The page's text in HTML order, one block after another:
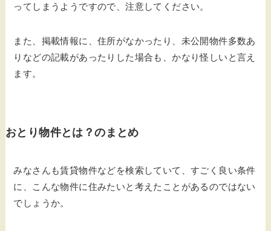
ってしまうようですので、注意してください。
また、掲載情報に、住所がなかったり、未公開物件多数あ
りなどの記載があったりした場合も、かなり怪しいと言え
ます。
おとり物件とは？のまとめ
みなさんも賃貸物件などを検索していて、すごく良い条件
に、こんな物件に住みたいと考えたことがあるのではない
でしょうか。